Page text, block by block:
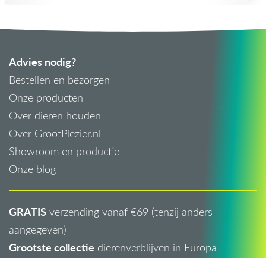
Advies nodig?
Bestellen en bezorgen
Onze producten
Over dieren houden
Over GrootPlezier.nl
Showroom en productie
Onze blog
GRATIS verzending vanaf €69 (tenzij anders
aangegeven)
Grootste collectie dierenverblijven in Europa